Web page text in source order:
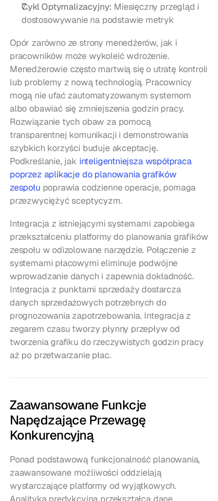
Cykl Optymalizacyjny: Miesięczny przegląd i
dostosowywanie na podstawie metryk
Opór zarówno ze strony menedżerów, jak i
pracowników może wykoleić wdrożenie.
Menedżerowie często martwią się o utratę kontroli
lub problemy z nową technologią. Pracownicy
mogą nie ufać zautomatyzowanym systemom
albo obawiać się zmniejszenia godzin pracy.
Rozwiązanie tych obaw za pomocą
transparentnej komunikacji i demonstrowania
szybkich korzyści buduje akceptację.
Podkreślanie, jak inteligentniejsza współpraca
poprzez aplikacje do planowania grafików
zespołu poprawia codzienne operacje, pomaga
przezwyciężyć sceptycyzm.
Integracja z istniejącymi systemami zapobiega
przekształceniu platformy do planowania grafików
zespołu w odizolowane narzędzie. Połączenie z
systemami płacowymi eliminuje podwójne
wprowadzanie danych i zapewnia dokładność.
Integracja z punktami sprzedaży dostarcza
danych sprzedażowych potrzebnych do
prognozowania zapotrzebowania. Integracja z
zegarem czasu tworzy płynny przepływ od
tworzenia grafiku do rzeczywistych godzin pracy
aż po przetwarzanie płac.
Zaawansowane Funkcje
Napędzające Przewagę
Konkurencyjną
Ponad podstawową funkcjonalność planowania,
zaawansowane możliwości oddzielają
wystarczające platformy od wyjątkowych.
Analityka predykcyjna przekształca dane